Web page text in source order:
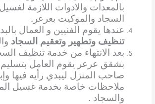
بالمعدات والادوات اللازمة
السجاد والموكيت بعرعر.
عندها يقوم الفنيين و العمال
تنظيف وتطهير وتعقيم السجاد
بعد الانتهاء من خدمة تنظيف
بشقق عرعر يقوم العامل بتسليم
صاحب المنزل ليبدي رأيه فيها
ملاحظات خاصة بخدمة غسيل
والسجاد .